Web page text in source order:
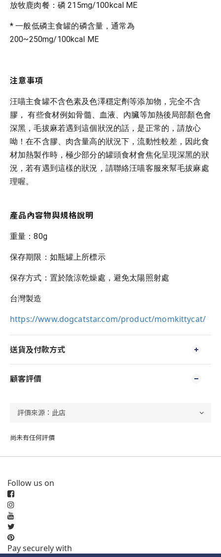
放牧鹿肉餐：磷 215mg/100kcal ME
* 一般低磷主食罐的磷含量，通常為
200~250mg/100kcal ME
注意事項
汪喵主食罐不含色素及色澤穩定劑等添加物，完全不含
膠， 有些食材例如骨髓、血液、內臟等加熱後局部顏色會
深黑，毛拔麻若遇到這個狀況的話，是正常的，請放心
呦！在不含膠、肉含量高的狀況下，流動性較差，因此食
材加熱製作時，極少部分的罐頭食材會焦化呈現深黑的狀
況，若有遇到這樣的狀況，請聯絡汪喵客服來幫毛拔麻處
理喔。
產品內容物與規格說明
重量：80g
保存期限：如瓶罐上所標示
保存方式：置於陰涼乾燥處，避免太陽照射處
台灣製造
https://www.dogcatstar.com/product/momkittycat/
送貨及付款方式
顧客評價
尚未有任何評價
Follow us on
Pay securely with